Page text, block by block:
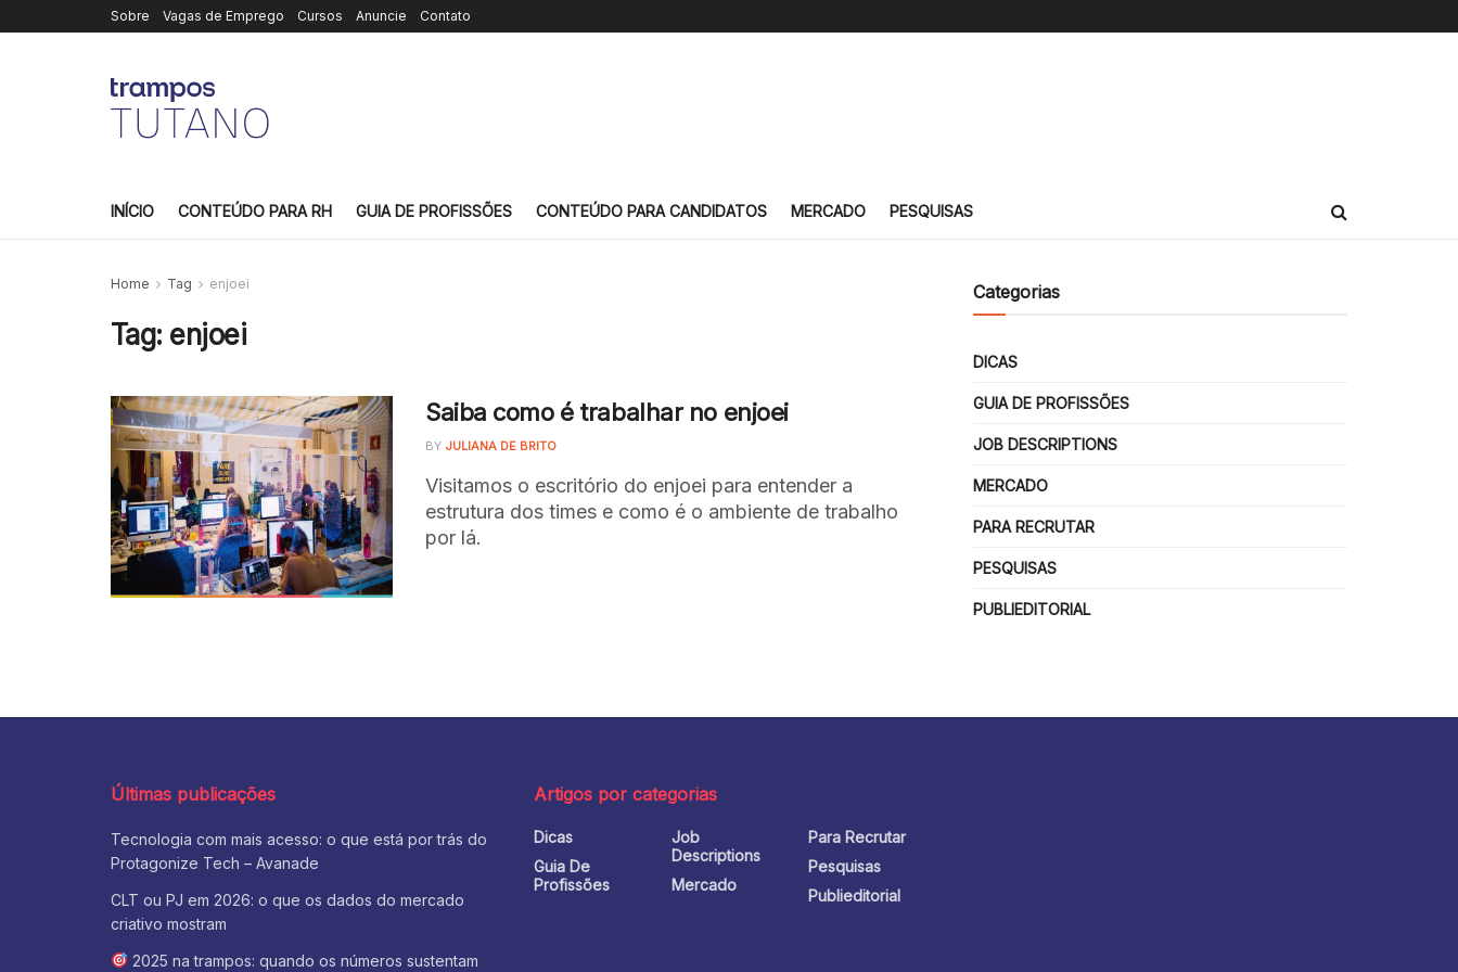
Sobre Vagas de Emprego Cursos Anuncie Contato
INÍCIO CONTEÚDO PARA RH GUIA DE PROFISSÕES CONTEÚDO PARA CANDIDATOS MERCADO PESQUISAS
Home Tag enjoei
Tag: enjoei
Saiba como é trabalhar no enjoei
BY JULIANA DE BRITO
Visitamos o escritório do enjoei para entender a
estrutura dos times e como é o ambiente de trabalho
por lá.
Categorias
DICAS
GUIA DE PROFISSÕES
JOB DESCRIPTIONS
MERCADO
PARA RECRUTAR
PESQUISAS
PUBLIEDITORIAL
Últimas publicações
Tecnologia com mais acesso: o que está por trás do
Protagonize Tech – Avanade
CLT ou PJ em 2026: o que os dados do mercado
criativo mostram
2025 na trampos: quando os números sustentam
Artigos por categorias
Dicas
Guia De
Profissões
Job
Descriptions
Mercado
Para Recrutar
Pesquisas
Publieditorial